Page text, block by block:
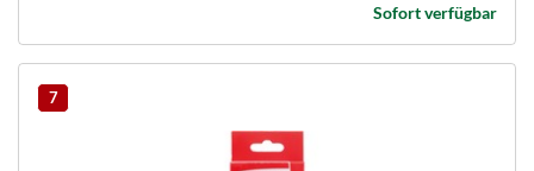
Sofort verfügbar
7